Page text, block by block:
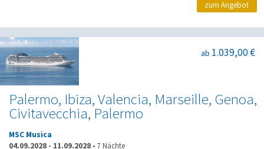
zum Angebot
Palermo, Ibiza, Valencia, Marseille, Genoa,
Civitavecchia, Palermo
ab 1.039,00 €
MSC Musica
04.09.2028 - 11.09.2028 • 7 Nächte